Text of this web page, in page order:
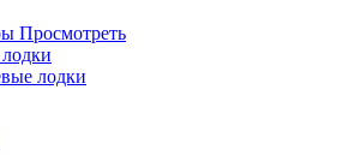
Просмотреть
лодки